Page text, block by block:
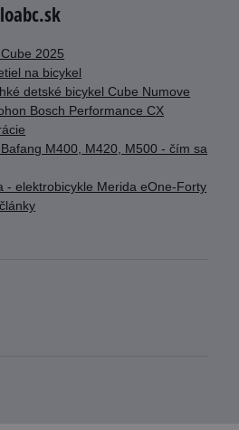
2025
na bicykel
detské bicykel Cube Numove
Bosch Performance CX
M400, M420, M500 - čím sa
- elektrobicykle Merida eOne-Forty